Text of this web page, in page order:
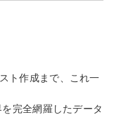
ト作成まで、これ一
完全網羅したデータ